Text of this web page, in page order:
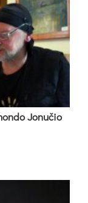
Jo­nu­čio